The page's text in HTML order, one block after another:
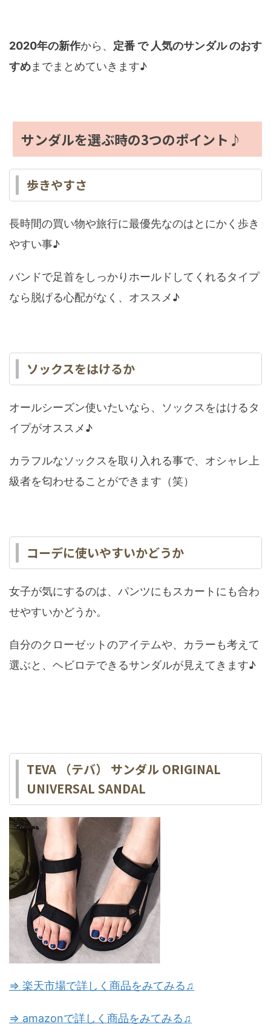
2020年の新作から、 定番 で 人気のサンダル のおす
すめまでまとめていきます♪
サンダルを選ぶ時の3つのポイント♪
歩きやすさ
長時間の買い物や旅行に最優先なのはとにかく歩き
やすい事♪
バンドで足首をしっかりホールドしてくれるタイプ
なら脱げる心配がなく、オススメ♪
ソックスをはけるか
オールシーズン使いたいなら、ソックスをはけるタ
イプがオススメ♪
カラフルなソックスを取り入れる事で、オシャレ上
級者を匂わせることができます（笑）
コーデに使いやすいかどうか
女子が気にするのは、パンツにもスカートにも合わ
せやすいかどうか。
自分のクローゼットのアイテムや、カラーも考えて
選ぶと、ヘビロテできるサンダルが見えてきます♪
TEVA （テバ） サンダル ORIGINAL
UNIVERSAL SANDAL
⇒ 楽天市場で詳しく商品をみてみる♫
⇒ amazonで詳しく商品をみてみる♫